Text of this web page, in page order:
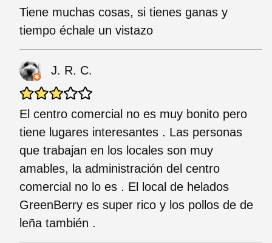
Tiene muchas cosas, si tienes ganas y
tiempo échale un vistazo
J. R. C.
El centro comercial no es muy bonito pero
tiene lugares interesantes . Las personas
que trabajan en los locales son muy
amables, la administración del centro
comercial no lo es . El local de helados
GreenBerry es super rico y los pollos de de
leña también .